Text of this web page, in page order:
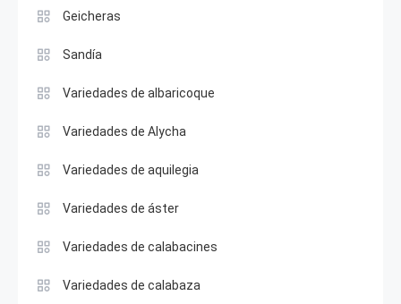
Geicheras
Sandía
Variedades de albaricoque
Variedades de Alycha
Variedades de aquilegia
Variedades de áster
Variedades de calabacines
Variedades de calabaza